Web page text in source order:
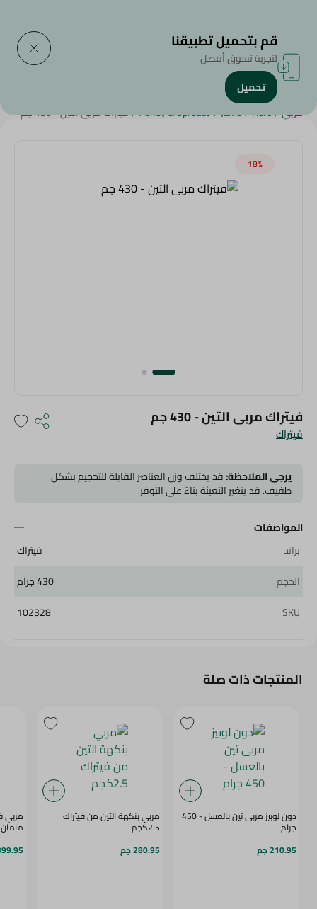
الرئيسية/منتجات البقالة
مربي/
Hero
/
Jams
/
Honey & Spreads
/فيتراك مربى التين - 430 جم
18‎%‎
فيتراك
فيتراك مربى التين - 430 جم
يرجى الملاحظة:قد يختلف وزن العناصر القابلة للتحجيم بشكل
طفيف. قد يتغير التعبئة بناءً على التوفر.
المواصفات
براند
فيتراك
الحجم
430 جرام
SKU
102328
المنتجات ذات صلة
دون لوبيز مربى تين بالعسل - 450
جرام
210.95 جم
مربي بنكهة التين من فيتراك
2.5كجم
280.95 جم
مربي
مامان
399.95
قم بتحميل تطبيقنا
لتجربة تسوق أفضل
تحميل